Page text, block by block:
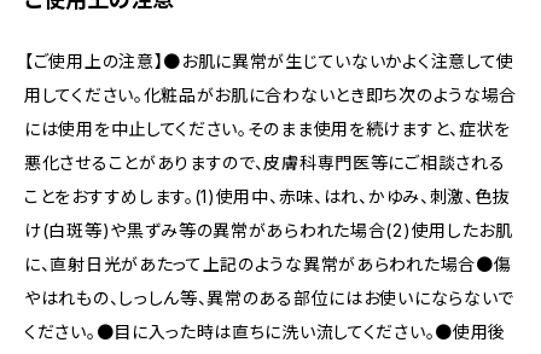
【ご使用上の注意】●お肌に異常が生じていないかよく注意して使
用してください。化粧品がお肌に合わないとき即ち次のような場合
には使用を中止してください。そのまま使用を続けますと、症状を
悪化させることがありますので、皮膚科専門医等にご相談される
ことをおすすめします。(1)使用中、赤味、はれ、かゆみ、刺激、色抜
け(白斑等)や黒ずみ等の異常があらわれた場合(2)使用したお肌
に、直射日光があたって上記のような異常があらわれた場合●傷
やはれもの、しっしん等、異常のある部位にはお使いにならないで
ください。●目に入った時は直ちに洗い流してください。●使用後